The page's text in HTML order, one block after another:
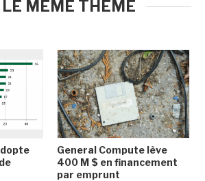
LE MÊME THÈME
General Compute lève
400 M $ en financement
par emprunt